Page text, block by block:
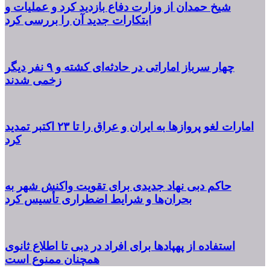
شیخ حمدان از وزارت دفاع بازدید کرد و عملیات و
ابتکارات جدید آن را بررسی کرد
چهار سرباز اماراتی در حادثه‌ای کشته و ۹ نفر دیگر
زخمی شدند
امارات لغو پروازها به ایران و عراق را تا ۲۳ اکتبر تمدید
کرد
حاکم دبی نهاد جدیدی برای تقویت واکنش شهر به
بحران‌ها و شرایط اضطراری تأسیس کرد
استفاده از پهپادها برای افراد در دبی تا اطلاع ثانوی
همچنان ممنوع است